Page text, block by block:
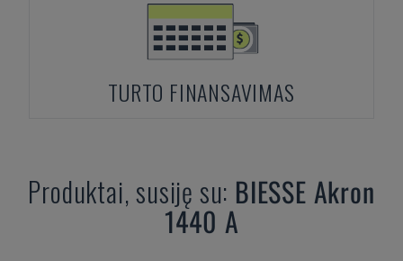
TURTO FINANSAVIMAS
Produktai, susiję su: BIESSE Akron
1440 A